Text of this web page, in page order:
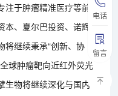
电话
留言
注于肿瘤精准医疗等前
本、夏尔巴投资、诺辉
将继续秉承“创新、协
球肿瘤靶向近红外荧光
生物将继续深化与国内